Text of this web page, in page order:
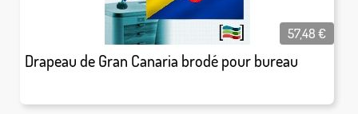
Drapeau de Gran Canaria brodé pour bureau
57,48€